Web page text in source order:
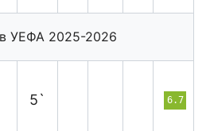
УЕФА 2025-2026
5` 6.7